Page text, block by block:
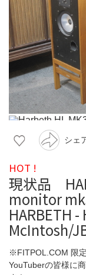
シェ
HOT !
現状品
monitor
HARBETH
McIntosh/
※FITPOL.COM 限
YouTuberの皆様に